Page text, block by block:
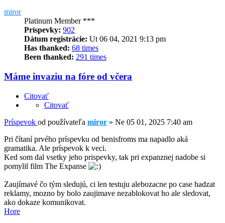
miror
Platinum Member ***
Príspevky: 902
Dátum registrácie: Ut 06 04, 2021 9:13 pm
Has thanked: 68 times
Been thanked: 291 times
Máme invaziu na fóre od včera
Citovať
Citovať
Príspevok od používateľa miror » Ne 05 01, 2025 7:40 am
Pri čítaní prvého príspevku od benisfroms ma napadlo aká
gramatika. Ale príspevok k veci.
Ked som dal vsetky jeho prispevky, tak pri expanznej nadobe si
pomylil film The Expanse
Zaujímavé čo tým sledujú, ci len testuju alebozacne po case hadzat
reklamy, mozno by bolo zaujimave nezablokovat ho ale sledovat,
ako dokaze komunikovat.
Hore